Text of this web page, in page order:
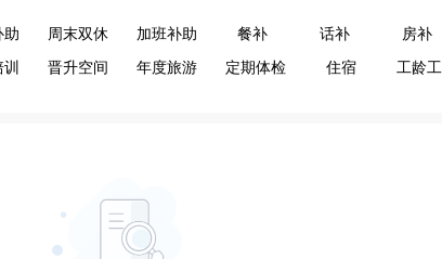
助 周末双休 加班补助 餐补 话补 房补
晋升空间 年度旅游 定期体检 住宿 工龄